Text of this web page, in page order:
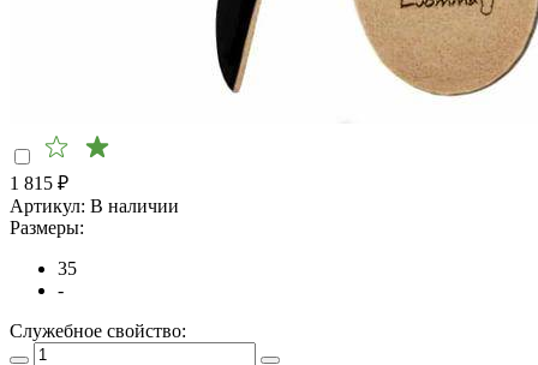
1 815 ₽
Артикул: В наличии
Размеры:
35
-
Служебное свойство: